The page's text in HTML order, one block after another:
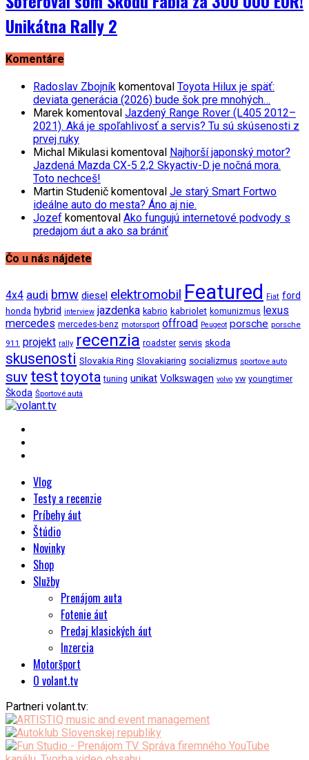
Unikátna Rally 2
Komentáre
Radoslav Zbojník komentoval Toyota Hilux je späť:
deviata generácia (2026) bude šok pre mnohých…
Marek komentoval Jazdený Range Rover (L405 2012–
2021). Aká je spoľahlivosť a servis? Tu sú skúsenosti z
prvej ruky
Michal Mikulasi komentoval Najhorší japonský motor?
Jazdená Mazda CX-5 2,2 Skyactiv-D je nočná mora.
Toto nechceš!
Martin Studenič komentoval Je starý Smart Fortwo
ideálne auto do mesta? Áno aj nie.
Jozef komentoval Ako fungujú internetové podvody s
predajom áut a ako sa brániť
Čo u nás nájdete
4x4 audi bmw diesel elektromobil Featured Fiat ford
honda hybrid interview jazdenka kabrio kabriolet komunizmus lexus
mercedes mercedes-benz motorsport offroad Peugeot porsche porsche
911 projekt rally recenzia roadster servis skoda
skusenosti Slovakia Ring Slovakiaring socializmus sportove auto
suv testtoyota tuning unikat Volkswagen volvo vw youngtimer
Škoda Športové autá
Vlog
Testy a recenzie
Príbehy áut
Štúdio
Novinky
Shop
Služby
Prenájom auta
Fotenie áut
Predaj klasických áut
Inzercia
Motoršport
O volant.tv
Partneri volant.tv: